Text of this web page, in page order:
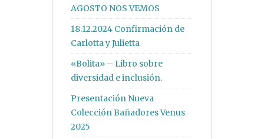
AGOSTO NOS VEMOS
18.12.2024 Confirmación de
Carlotta y Julietta
«Bolita» – Libro sobre
diversidad e inclusión.
Presentación Nueva
Colección Bañadores Venus
2025